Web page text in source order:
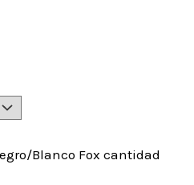
Blanco Fox cantidad